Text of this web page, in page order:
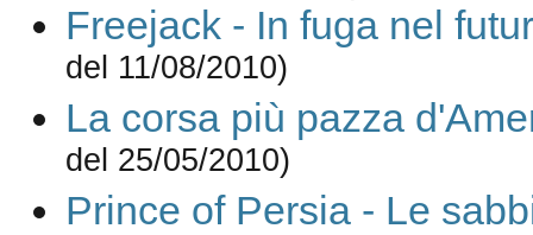
Freejack - In fuga nel
del 11/08/2010)
La corsa più pazza
del 25/05/2010)
Prince of Persia - Le